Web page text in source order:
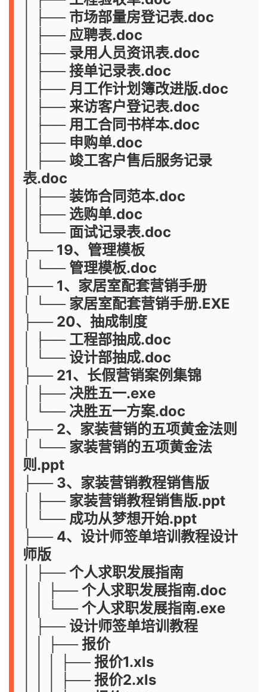
│ ├── 市场部量房登记表.doc
│ ├── 应聘表.doc
│ ├── 录用人员资讯表.doc
│ ├── 接单记录表.doc
│ ├── 月工作计划簿改进版.doc
│ ├── 来访客户登记表.doc
│ ├── 用工合同书样本.doc
│ ├── 申购单.doc
│ ├── 竣工客户售后服务记录
表.doc
│ ├── 装饰合同范本.doc
│ ├── 选购单.doc
│ └── 面试记录表.doc
├── 19、管理模板
│ └── 管理模板.doc
├── 1、家居室配套营销手册
│ └── 家居室配套营销手册.EXE
├── 20、抽成制度
│ ├── 工程部抽成.doc
│ └── 设计部抽成.doc
├── 21、长假营销案例集锦
│ ├── 决胜五一.exe
│ └── 决胜五一方案.doc
├── 2、家装营销的五项黄金法则
│ └── 家装营销的五项黄金法
则.ppt
├── 3、家装营销教程销售版
│ ├── 家装营销教程销售版.ppt
│ └── 成功从梦想开始.ppt
├── 4、设计师签单培训教程设计
师版
│ ├── 个人求职发展指南
│ │ ├── 个人求职发展指南.doc
│ │ └── 个人求职发展指南.exe
│ ├── 设计师签单培训教程
│ │ ├── 报价
│ │ │ ├── 报价1.xls
│ │ │ ├── 报价2.xls